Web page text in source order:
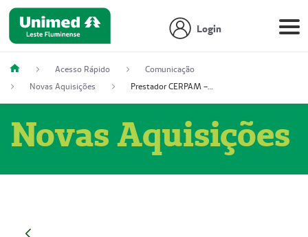
Login
Acesso Rápido
Comunicação
Novas Aquisições
Prestador CERPAM – Centro de Reabilitação S/S Ltda-ME (52004274-8)
Novas Aquisições